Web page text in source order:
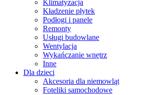
Klimatyzacja
Kładzenie płytek
Podłogi i panele
Remonty
Usługi budowlane
Wentylacja
Wykańczanie wnętrz
Inne
Dla dzieci
Akcesoria dla niemowląt
Foteliki samochodowe